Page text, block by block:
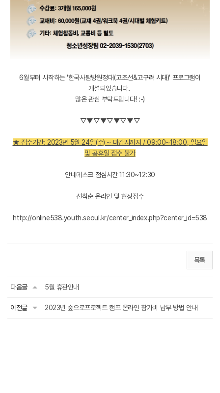
6월부터 시작하는 '한국사탐방원정대(고조선&고구려 시대)' 프로그램이
개설되었습니다.
많은 관심 부탁드립니다! :-)
▽▼▽▼▽▼▽▼▽
★ 접수기간: 2023년 5월 24일(수) ~ 마감시까지 / 09:00~18:00, 일요일
및 공휴일 접수 불가
안네데스크 점심시간 11:30~12:30
선착순 온라인 및 현장접수
http://online538.youth.seoul.kr/center_index.php?center_id=538
목록
다음글 5월 휴관안내
이전글 2023년 숲으로프로젝트 캠프 온라인 참가비 납부 방법 안내